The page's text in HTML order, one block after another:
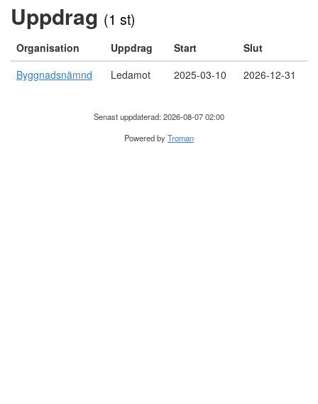
Uppdrag (1 st)
Organisation Uppdrag Start
Slut
Byggnadsnämnd
Ledamot 2025-03-10 2026-12-31
Senast uppdaterad: 2026-08-07 02:00
Powered byTroman